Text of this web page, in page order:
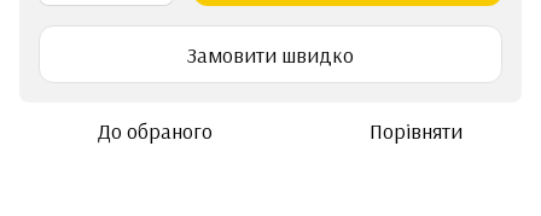
Замовити швидко
До обраного Порівняти